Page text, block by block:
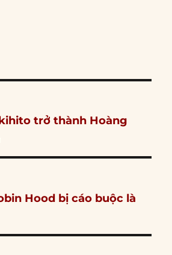
trở thành Hoàng
Hood bị cáo buộc là